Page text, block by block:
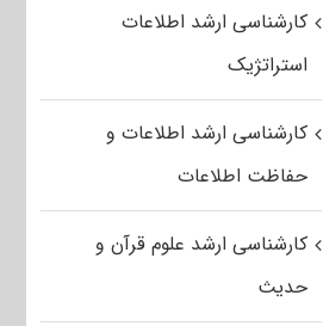
کارشناسی ارشد اطلاعات
استراتژیک
کارشناسی ارشد اطلاعات و
حفاظت اطلاعات
کارشناسی ارشد علوم قرآن و
حدیث